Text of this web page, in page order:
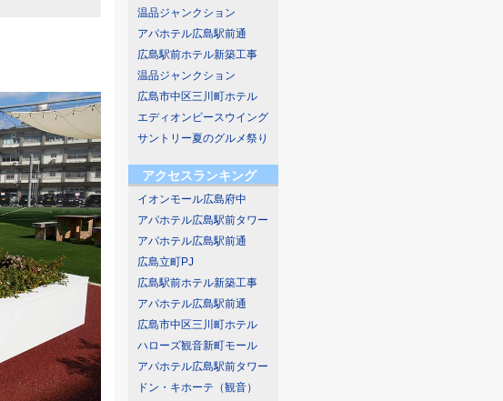
温品ジャンクション
アパホテル広島駅前通
広島駅前ホテル新築工事
温品ジャンクション
広島市中区三川町ホテル
エディオンピースウイング
サントリー夏のグルメ祭り
アクセスランキング
イオンモール広島府中
アパホテル広島駅前タワー
アパホテル広島駅前通
広島立町PJ
広島駅前ホテル新築工事
アパホテル広島駅前通
広島市中区三川町ホテル
ハローズ観音新町モール
アパホテル広島駅前タワー
ドン・キホーテ（観音）